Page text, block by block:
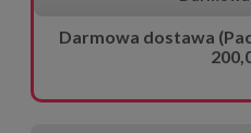
Darmowa dostawa